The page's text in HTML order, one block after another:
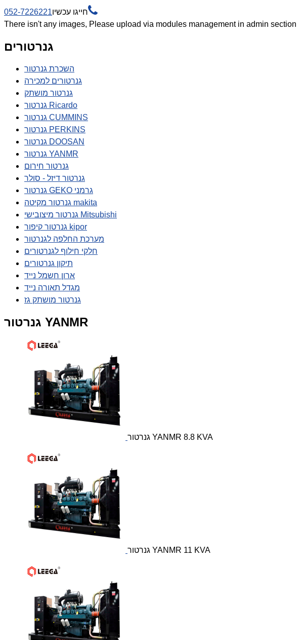
חייגו עכשיו052-7226221 
There isn't any images, Please upload via modules management in admin section
גנרטורים
השכרת גנרטור
גנרטורים למכירה
גנרטור מושתק
גנרטור Ricardo
גנרטור CUMMINS
גנרטור PERKINS
גנרטור DOOSAN
גנרטור YANMR
גנרטור חירום
גנרטור דיזל - סולר
גנרטור GEKO גרמני
גנרטור מקיטה makita
גנרטור מיצובישי Mitsubishi
גנרטור קיפור kipor
מערכת החלפה לגנרטור
חלקי חילוף לגנרטורים
תיקון גנרטורים
ארון חשמל נייד
מגדל תאורה נייד
גנרטור מושתק גז
גנרטור YANMR
גנרטור YANMR 8.8 KVA
גנרטור YANMR 11 KVA